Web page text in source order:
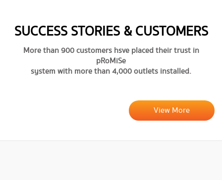
SUCCESS STORIES & CUSTOMERS
More than 900 customers hsve placed their trust in
pRoMiSe
system with more than 4,000 outlets installed.
View More